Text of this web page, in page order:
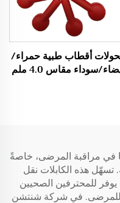
أقطاب طبية حمراء/
بيضاء/سوداء مقاس 4.0 ملم
في مراقبة المرضى، خاصةً
تسهّل هذه الكابلات نقل
يوفر للمحترفين الصحيين
للمرضى. في شركة شنتشن